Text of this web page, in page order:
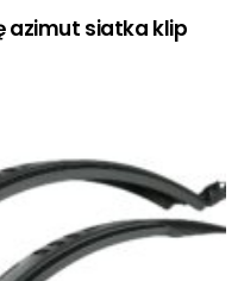
azimut siatka klip